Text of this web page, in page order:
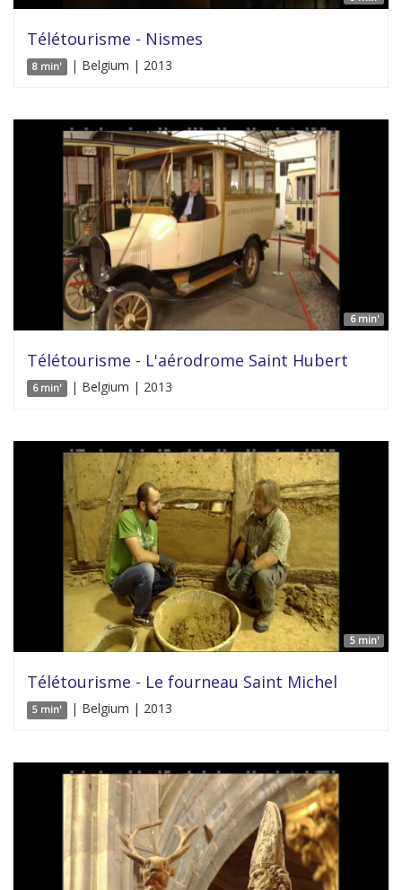
Télétourisme - Nismes
8 min' | Belgium | 2013
6 min'
Télétourisme - L'aérodrome Saint Hubert
6 min' | Belgium | 2013
5 min'
Télétourisme - Le fourneau Saint Michel
5 min' | Belgium | 2013